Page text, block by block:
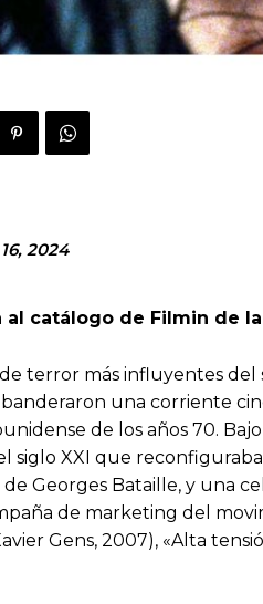
2024
al catálogo de Filmin de
terror más influyentes del
una corriente
de los años 70.
siglo XXI que
Georges Bataille, y una
de marketing del
Gens, 2007), «Alta